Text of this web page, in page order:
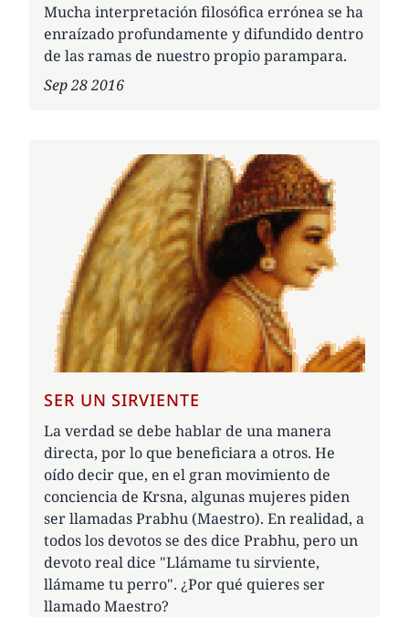
Mucha interpretación filosófica errónea se ha
enraízado profundamente y difundido dentro
de las ramas de nuestro propio parampara.
Sep 28 2016
SER UN SIRVIENTE
La verdad se debe hablar de una manera
directa, por lo que beneficiara a otros. He
oído decir que, en el gran movimiento de
conciencia de Krsna, algunas mujeres piden
ser llamadas Prabhu (Maestro). En realidad, a
todos los devotos se des dice Prabhu, pero un
devoto real dice "Llámame tu sirviente,
llámame tu perro". ¿Por qué quieres ser
llamado Maestro?